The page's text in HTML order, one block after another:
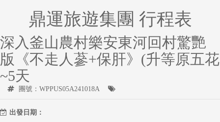
鼎運旅遊集團 行程表
深入釜山農村樂安東河回村驚艷
版《不走人蔘+保肝》(升等原五花
~5天
團號：WPPUS05A241018A
出發日期：